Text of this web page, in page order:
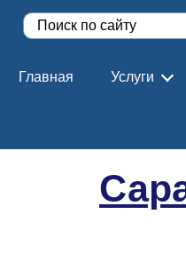
Главная Услуги